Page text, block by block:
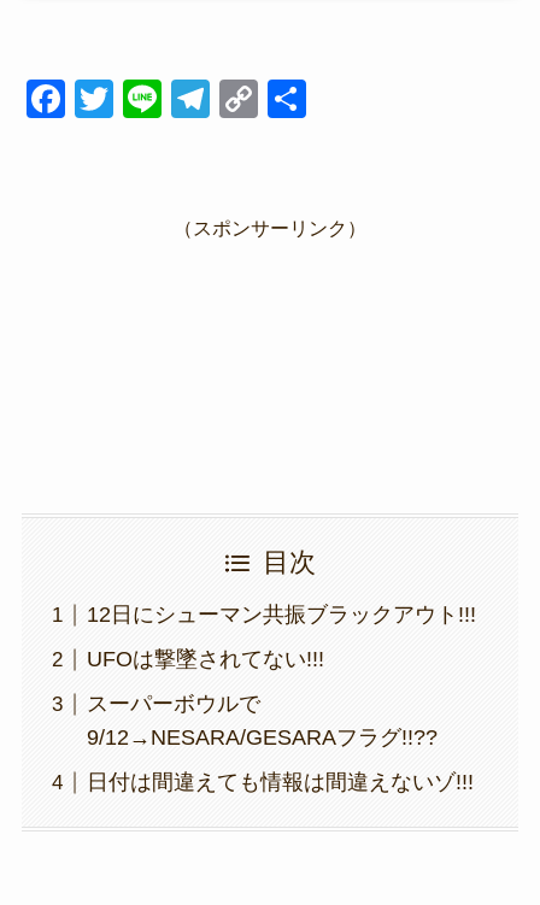
F
T
Li
T
gr
C
y
Li
（スポンサーリンク）
目次
12日にシューマン共振ブラックアウト!!!
UFOは撃墜されてない!!!
スーパーボウルで
9/12→NESARA/GESARAフラグ!!??
日付は間違えても情報は間違えないゾ!!!